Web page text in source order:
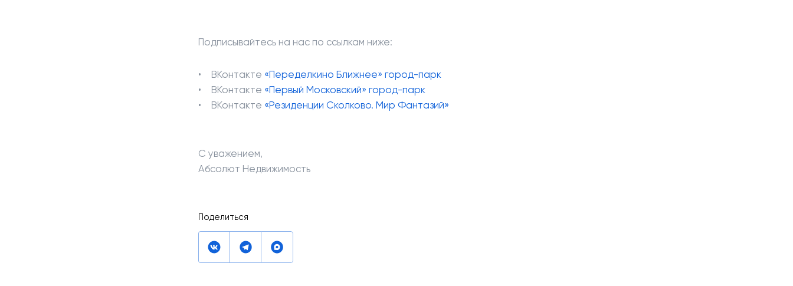
Подписывайтесь на нас по ссылкам ниже:
ВКонтакте «Переделкино Ближнее» город-парк
ВКонтакте «Первый Московский» город-парк
ВКонтакте «Резиденции Сколково. Мир Фантазий»
С уважением,
Абсолют Недвижимость
Поделиться